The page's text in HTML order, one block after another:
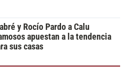
y Rocío Pardo a Calu
apuestan a la tendencia
sus casas